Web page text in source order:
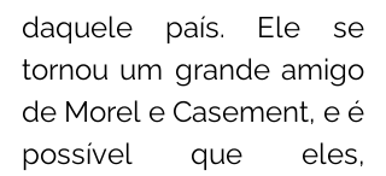
daquele país. Ele se
tornou um grande amigo
de Morel e Casement, e é
possível que eles,